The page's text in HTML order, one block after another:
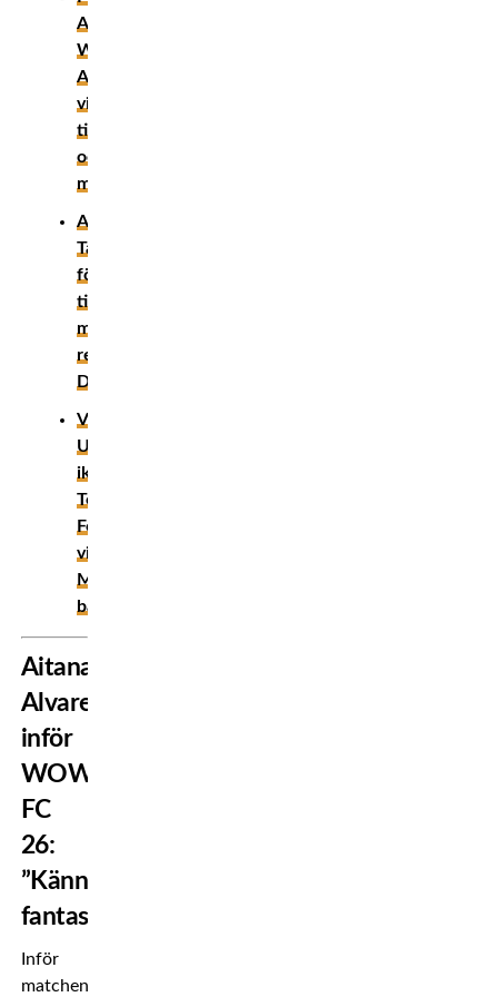
Africa:
Wasi
Adeshina
vinner
titeln
och
miljonpotten!
Andrew
Tate
förlorar
titelmatchen
mot
realitystjärnan
DeMoor
VIDEO:
UFC-
ikonen
Tony
Ferguson
vinner
Misfits-
bältet!
Aitana
Alvarez
inför
WOW
FC
26:
”Känns
fantastiskt”
Inför
matchen